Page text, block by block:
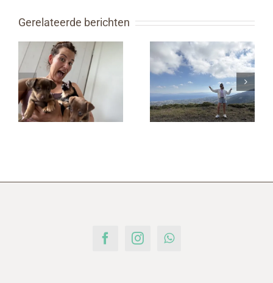
Gerelateerde berichten
HAPPY NEW
ME?
FITGIRL MET
EEN KLEINE
UPDATE